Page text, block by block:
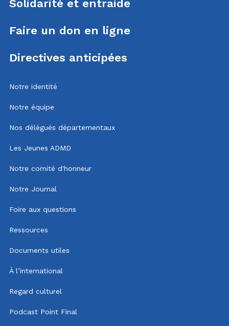
Solidarité et entraide
Faire un don en ligne
Directives anticipées
Notre identité
Notre équipe
Nos délégués départementaux
Les Jeunes ADMD
Notre comité d'honneur
Notre Journal
Foire aux questions
Ressources
Documents utiles
À l’international
Regard culturel
Podcast Point Final